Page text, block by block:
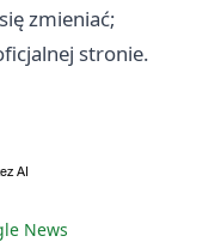
zmieniać;
stronie.
News